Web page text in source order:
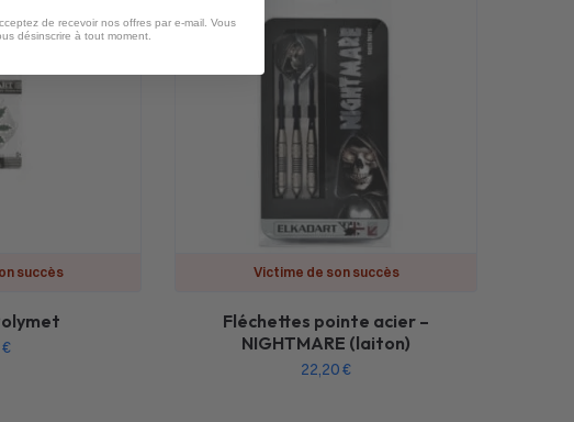
succès
€
Victime de son succès
Fléchettes pointe acier –
NIGHTMARE (laiton)
22,20€
de recevoir nos offres par e-mail. Vous
désinscrire à tout moment.